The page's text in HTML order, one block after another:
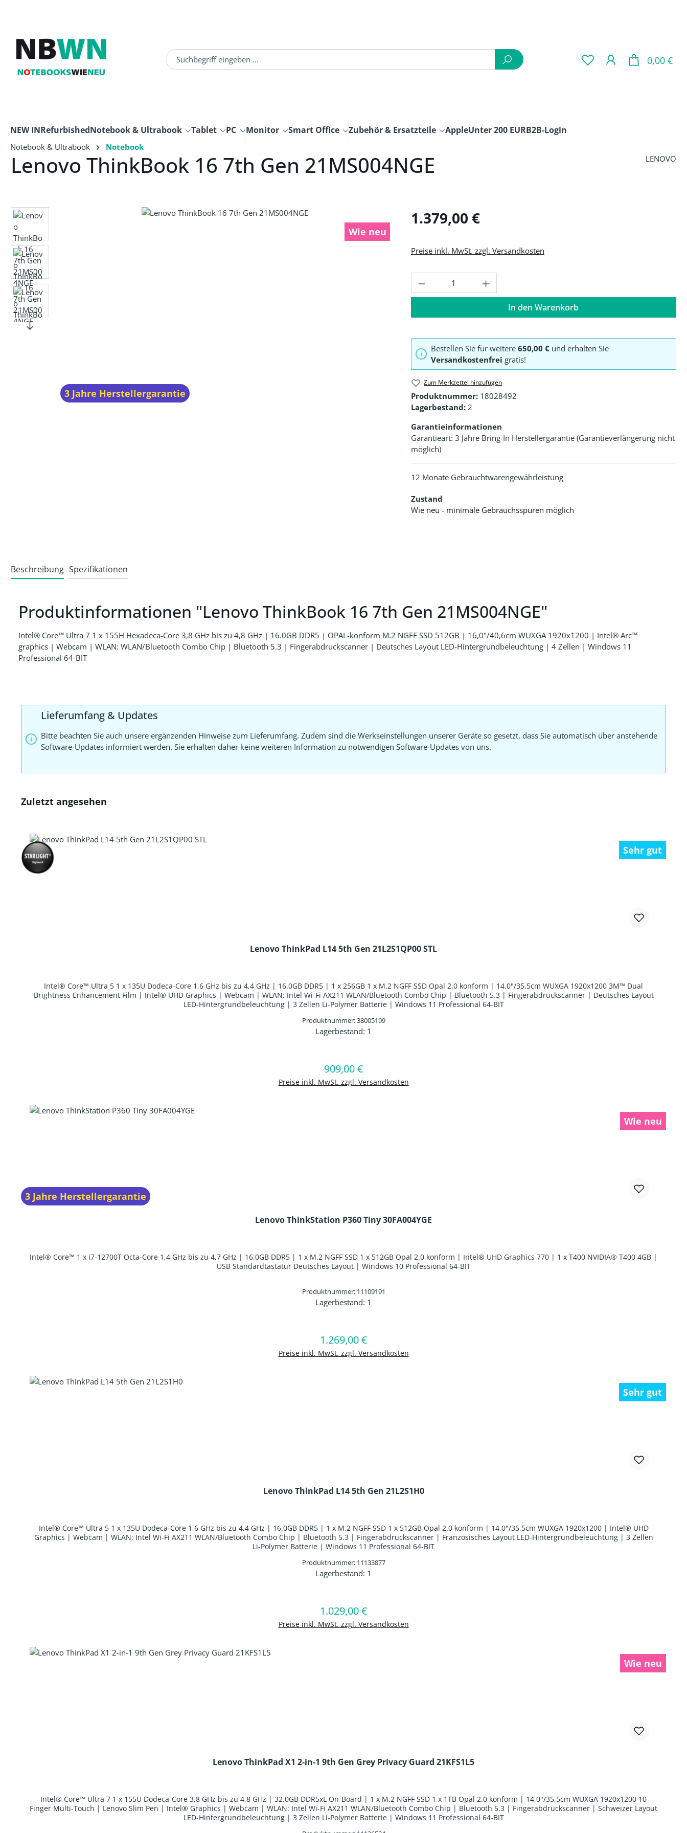
0,00 €
NEW INRefurbishedNotebook & Ultrabook Tablet PC Monitor Smart Office Zubehör & Ersatzteile AppleUnter 200 EURB2B-Login
Notebook & Ultrabook Notebook
Lenovo ThinkBook 16 7th Gen 21MS004NGE LENOVO
Bildergalerie überspringen
Wie neu
3 Jahre Herstellergarantie
Regulärer Preis:
1.379,00 €
Preise inkl. MwSt. zzgl. Versandkosten
Produkt Anzahl: Gib den gewünschten Wert
In den Warenkorb
Bestellen Sie für weitere 650,00 €und erhalten Sie
Versandkostenfrei gratis!
Zum Merkzettel hinzufügen
Produktnummer: 18028492
Lagerbestand: 2
Garantieinformationen
Garantieart: 3 Jahre Bring-In Herstellergarantie (Garantieverlängerung nicht
möglich)
12 Monate Gebrauchtwarengewährleistung
Zustand
Wie neu - minimale Gebrauchsspuren möglich
Beschreibung Spezifikationen
Produktinformationen "Lenovo ThinkBook 16 7th Gen 21MS004NGE"
Intel® Core™ Ultra 7 1 x 155H Hexadeca-Core 3,8 GHz bis zu 4,8 GHz | 16.0GB DDR5 | OPAL-konform M.2 NGFF SSD 512GB | 16,0"/40,6cm WUXGA 1920x1200 | Intel® Arc™
graphics | Webcam | WLAN: WLAN/Bluetooth Combo Chip | Bluetooth 5.3 | Fingerabdruckscanner | Deutsches Layout LED-Hintergrundbeleuchtung | 4 Zellen | Windows 11
Professional 64-BIT
Lieferumfang & Updates
Bitte beachten Sie auch unsere ergänzenden Hinweise zum Lieferumfang. Zudem sind die Werkseinstellungen unserer Geräte so gesetzt, dass Sie automatisch über anstehende
Software-Updates informiert werden. Sie erhalten daher keine weiteren Information zu notwendigen Software-Updates von uns.
Zuletzt angesehen
Sehr gut
Lenovo ThinkPad L14 5th Gen 21L2S1QP00 STL
Intel® Core™ Ultra 5 1 x 135U Dodeca-Core 1,6 GHz bis zu 4,4 GHz | 16.0GB DDR5 | 1 x 256GB 1 x M.2 NGFF SSD Opal 2.0 konform | 14,0"/35,5cm WUXGA 1920x1200 3M™ Dual
Brightness Enhancement Film | Intel® UHD Graphics | Webcam | WLAN: Intel Wi-Fi AX211 WLAN/Bluetooth Combo Chip | Bluetooth 5.3 | Fingerabdruckscanner | Deutsches Layout
LED-Hintergrundbeleuchtung | 3 Zellen Li-Polymer Batterie | Windows 11 Professional 64-BIT
Produktnummer: 38005199
Lagerbestand: 1
Regulärer Preis:
909,00 €
Preise inkl. MwSt. zzgl. Versandkosten
In den Warenkorb
Wie neu
3 Jahre Herstellergarantie
Lenovo ThinkStation P360 Tiny 30FA004YGE
Intel® Core™ 1 x i7-12700T Octa-Core 1,4 GHz bis zu 4,7 GHz | 16.0GB DDR5 | 1 x M.2 NGFF SSD 1 x 512GB Opal 2.0 konform | Intel® UHD Graphics 770 | 1 x T400 NVIDIA® T400 4GB |
USB Standardtastatur Deutsches Layout | Windows 10 Professional 64-BIT
Produktnummer: 11109191
Lagerbestand: 1
Regulärer Preis:
1.269,00 €
Preise inkl. MwSt. zzgl. Versandkosten
In den Warenkorb
Sehr gut
Lenovo ThinkPad L14 5th Gen 21L2S1H0
Intel® Core™ Ultra 5 1 x 135U Dodeca-Core 1,6 GHz bis zu 4,4 GHz | 16.0GB DDR5 | 1 x M.2 NGFF SSD 1 x 512GB Opal 2.0 konform | 14,0"/35,5cm WUXGA 1920x1200 | Intel® UHD
Graphics | Webcam | WLAN: Intel Wi-Fi AX211 WLAN/Bluetooth Combo Chip | Bluetooth 5.3 | Fingerabdruckscanner | Französisches Layout LED-Hintergrundbeleuchtung | 3 Zellen
Li-Polymer Batterie | Windows 11 Professional 64-BIT
Produktnummer: 11133877
Lagerbestand: 1
Regulärer Preis:
1.029,00 €
Preise inkl. MwSt. zzgl. Versandkosten
In den Warenkorb
Wie neu
Lenovo ThinkPad X1 2-in-1 9th Gen Grey Privacy Guard 21KFS1L5
Intel® Core™ Ultra 7 1 x 155U Dodeca-Core 3,8 GHz bis zu 4,8 GHz | 32.0GB DDR5xL On-Board | 1 x M.2 NGFF SSD 1 x 1TB Opal 2.0 konform | 14,0"/35,5cm WUXGA 1920x1200 10
Finger Multi-Touch | Lenovo Slim Pen | Intel® Graphics | Webcam | WLAN: Intel Wi-Fi AX211 WLAN/Bluetooth Combo Chip | Bluetooth 5.3 | Fingerabdruckscanner | Schweizer Layout
LED-Hintergrundbeleuchtung | 3 Zellen Li-Polymer Batterie | Windows 11 Professional 64-BIT